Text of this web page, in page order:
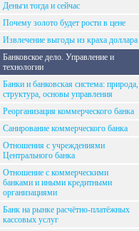
Деньги тогда и сейчас
Почему золото будет рости в цене
Извлечение выгоды из краха доллара
Банковское дело. Управление и
технологии
Банки и банковская система: природа,
структура, основы управления
Реорганизация коммерческого банка
Санирование коммерческого банка
Отношения с учреждениями
Центрального банка
Отношение с коммерческими
банками и иными кредитными
организациями
Банк на рынке расчётно-платёжных
кассовых услуг